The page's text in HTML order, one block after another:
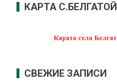
КАРТА С.БЕЛГАТОЙ
СВЕЖИЕ ЗАПИСИ